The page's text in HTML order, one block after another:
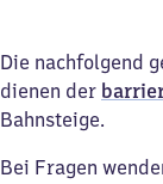
Die nachfolgend
dienen der
Bahnsteige.
Bei Fragen